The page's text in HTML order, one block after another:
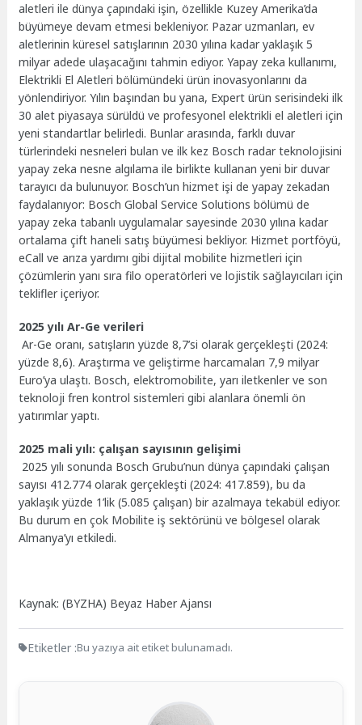
aletleri ile dünya çapındaki işin, özellikle Kuzey Amerika’da
büyümeye devam etmesi bekleniyor. Pazar uzmanları, ev
aletlerinin küresel satışlarının 2030 yılına kadar yaklaşık 5
milyar adede ulaşacağını tahmin ediyor. Yapay zeka kullanımı,
Elektrikli El Aletleri bölümündeki ürün inovasyonlarını da
yönlendiriyor. Yılın başından bu yana, Expert ürün serisindeki ilk
30 alet piyasaya sürüldü ve profesyonel elektrikli el aletleri için
yeni standartlar belirledi. Bunlar arasında, farklı duvar
türlerindeki nesneleri bulan ve ilk kez Bosch radar teknolojisini
yapay zeka nesne algılama ile birlikte kullanan yeni bir duvar
tarayıcı da bulunuyor. Bosch’un hizmet işi de yapay zekadan
faydalanıyor: Bosch Global Service Solutions bölümü de
yapay zeka tabanlı uygulamalar sayesinde 2030 yılına kadar
ortalama çift haneli satış büyümesi bekliyor. Hizmet portföyü,
eCall ve arıza yardımı gibi dijital mobilite hizmetleri için
çözümlerin yanı sıra filo operatörleri ve lojistik sağlayıcıları için
teklifler içeriyor.
2025 yılı Ar-Ge verileri
Ar-Ge oranı, satışların yüzde 8,7’si olarak gerçekleşti (2024:
yüzde 8,6). Araştırma ve geliştirme harcamaları 7,9 milyar
Euro’ya ulaştı. Bosch, elektromobilite, yarı iletkenler ve son
teknoloji fren kontrol sistemleri gibi alanlara önemli ön
yatırımlar yaptı.
2025 mali yılı: çalışan sayısının gelişimi
2025 yılı sonunda Bosch Grubu’nun dünya çapındaki çalışan
sayısı 412.774 olarak gerçekleşti (2024: 417.859), bu da
yaklaşık yüzde 1’lik (5.085 çalışan) bir azalmaya tekabül ediyor.
Bu durum en çok Mobilite iş sektörünü ve bölgesel olarak
Almanya’yı etkiledi.
Kaynak: (BYZHA) Beyaz Haber Ajansı
Etiketler :Bu yazıya ait etiket bulunamadı.